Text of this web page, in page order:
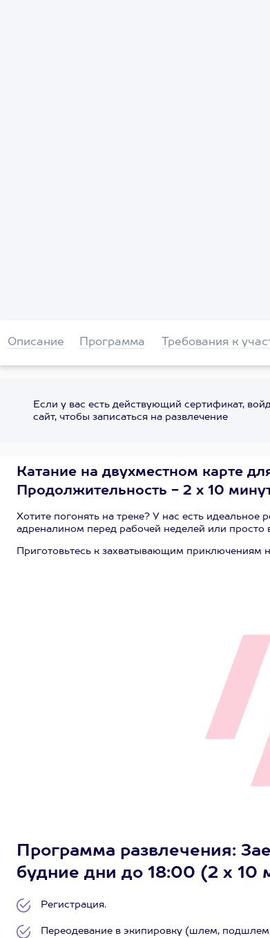
Описание Программа Требования к
Если у вас есть действующий сертификат,
сайт, чтобы записаться на развлечение
Катание на двухместном карте
Продолжительность - 2 х 10
Хотите погонять на треке? У нас есть
адреналином перед рабочей неделей или просто
Приготовьтесь к захватывающим приключениям
Программа развлечения:
будние дни до 18:00 (2 х 10
Регистрация.
Переодевание в экипировку (шлем,